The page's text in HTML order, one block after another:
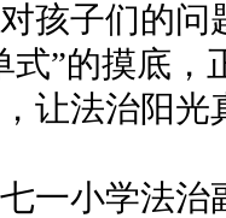
孩子们的
式”的摸底
让法治阳光
小学法治